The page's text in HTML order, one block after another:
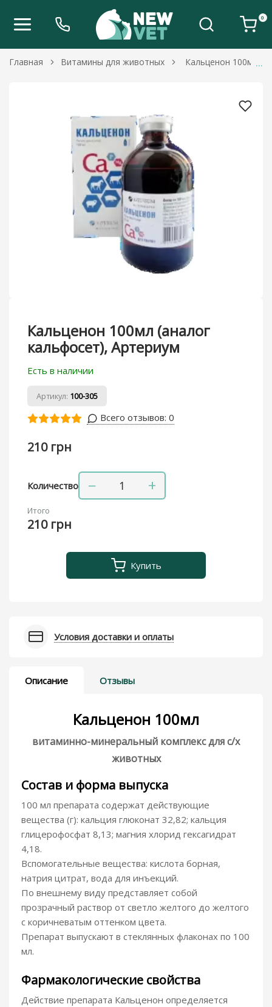
0
Главная Витамины для животных Кальценон 100мл
Кальценон 100мл (аналог
кальфосет), Артериум
Есть в наличии
Артикул: 100-305
Всего отзывов: 0
210 грн
Количество − +
Итого
210 грн
Купить
Условия доставки и оплаты
Описание Отзывы
Кальценон 100мл
витаминно-минеральный комплекс для с/х
животных
Состав и форма выпуска
100 мл препарата содержат действующие
вещества (г): кальция глюконат 32,82; кальция
глицерофосфат 8,13; магния хлорид гексагидрат
4,18.
Вспомогательные вещества: кислота борная,
натрия цитрат, вода для инъекций.
По внешнему виду представляет собой
прозрачный раствор от светло желтого до желтого
с коричневатым оттенком цвета.
Препарат выпускают в стеклянных флаконах по 100
мл.
Фармакологические свойства
Действие препарата Кальценон определяется